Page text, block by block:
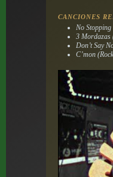
CANCIONES
No
3 Mordazas
Don’t Say
C’mon